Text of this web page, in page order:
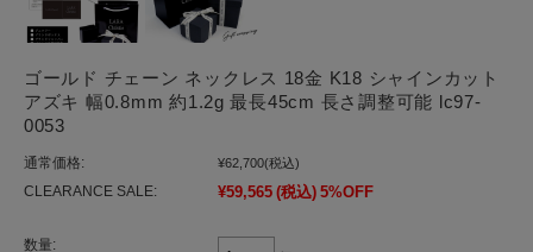
ゴールド チェーン ネックレス 18金 K18 シャインカット
アズキ 幅0.8mm 約1.2g 最長45cm 長さ調整可能 lc97-
0053
通常価格: ¥62,700(税込)
CLEARANCE SALE: ¥59,565 (税込) 5%OFF
数量: